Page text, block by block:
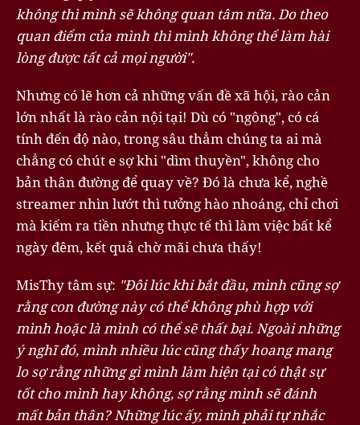
không thì mình sẽ không quan tâm nữa. Do theo
quan điểm của mình thì mình không thể làm hài
lòng được tất cả mọi người".
Nhưng có lẽ hơn cả những vấn đề xã hội, rào cản
lớn nhất là rào cản nội tại! Dù có "ngông", có cá
tính đến độ nào, trong sâu thẳm chúng ta ai mà
chẳng có chút e sợ khi "dìm thuyền", không cho
bản thân đường để quay về? Đó là chưa kể, nghề
streamer nhìn lướt thì tưởng hào nhoáng, chỉ chơi
mà kiếm ra tiền nhưng thực tế thì làm việc bất kể
ngày đêm, kết quả chờ mãi chưa thấy!
MisThy tâm sự: "Đôi lúc khi bắt đầu, mình cũng sợ
rằng con đường này có thể không phù hợp với
mình hoặc là mình có thể sẽ thất bại. Ngoài những
ý nghĩ đó, mình nhiều lúc cũng thấy hoang mang
lo sợ rằng những gì mình làm hiện tại có thật sự
tốt cho mình hay không, sợ rằng mình sẽ đánh
mất bản thân? Những lúc ấy, mình phải tự nhắc